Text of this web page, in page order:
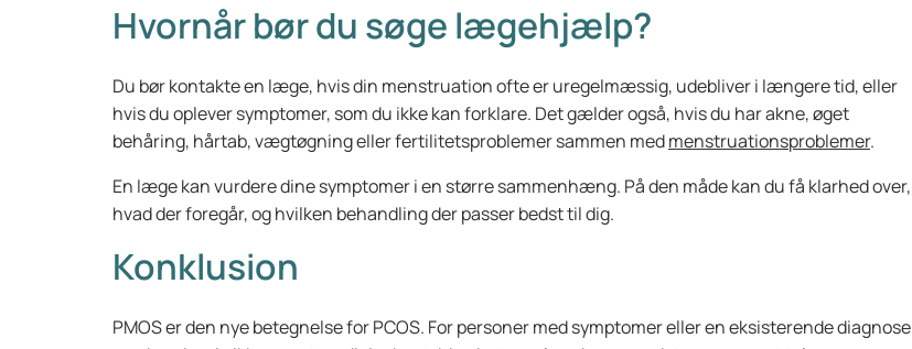
Hvornår bør du søge lægehjælp?
Du bør kontakte en læge, hvis din menstruation ofte er uregelmæssig, udebliver i længere tid, eller
hvis du oplever symptomer, som du ikke kan forklare. Det gælder også, hvis du har akne, øget
behåring, hårtab, vægtøgning eller fertilitetsproblemer sammen medmenstruationsproblemer.
En læge kan vurdere dine symptomer i en større sammenhæng. På den måde kan du få klarhed over,
hvad der foregår, og hvilken behandling der passer bedst til dig.
Konklusion
PMOS er den nye betegnelse for PCOS. For personer med symptomer eller en eksisterende diagnose